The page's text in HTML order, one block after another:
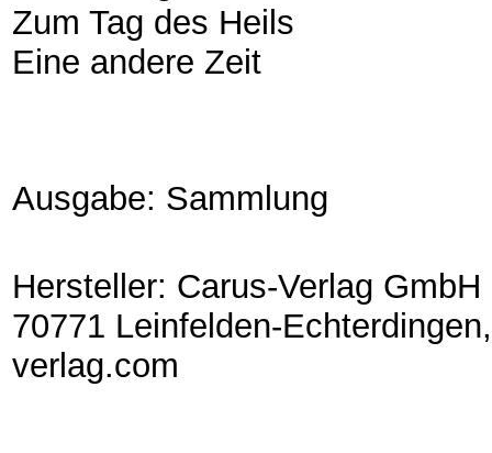
Zum Tag des Heils
Eine andere Zeit
Ausgabe: Sammlung
Hersteller: Carus-Verlag
70771 Leinfelden-
verlag.com